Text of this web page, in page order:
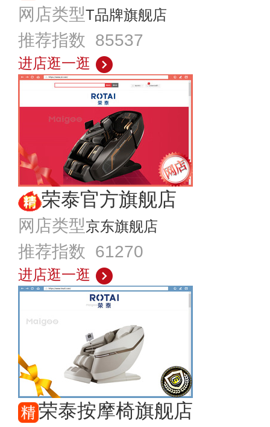
网店类型T品牌旗舰店
推荐指数 85537
进店逛一逛
荣泰官方旗舰店
网店类型京东旗舰店
推荐指数 61270
进店逛一逛
荣泰按摩椅旗舰店